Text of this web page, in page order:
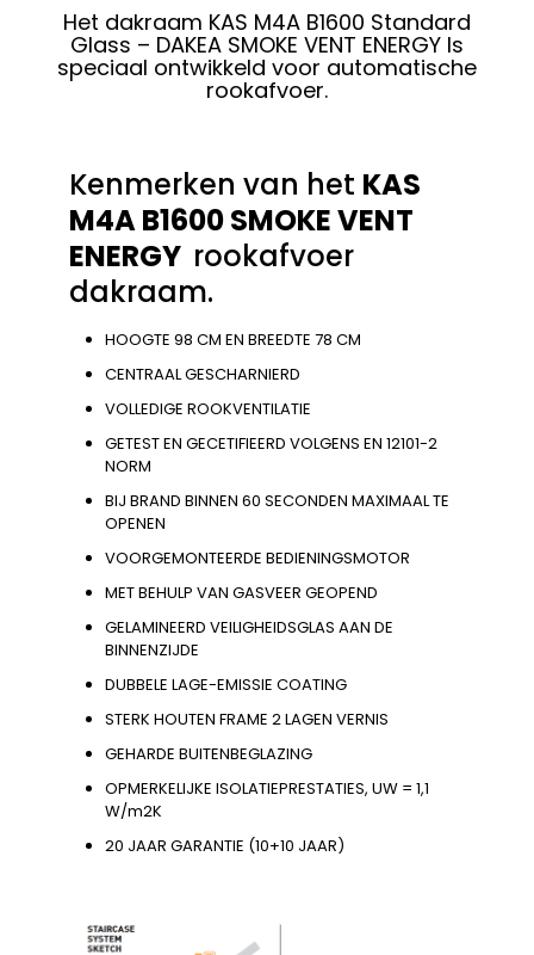
Het dakraam KAS M4A B1600 Standard
Glass – DAKEA SMOKE VENT ENERGY Is
speciaal ontwikkeld voor automatische
rookafvoer.
Kenmerken van het KAS
M4A B1600 SMOKE VENT
ENERGY rookafvoer
dakraam.
HOOGTE 98 CM EN BREEDTE 78 CM
CENTRAAL GESCHARNIERD
VOLLEDIGE ROOKVENTILATIE
GETEST EN GECETIFIEERD VOLGENS EN 12101-2
NORM
BIJ BRAND BINNEN 60 SECONDEN MAXIMAAL TE
OPENEN
VOORGEMONTEERDE BEDIENINGSMOTOR
MET BEHULP VAN GASVEER GEOPEND
GELAMINEERD VEILIGHEIDSGLAS AAN DE
BINNENZIJDE
DUBBELE LAGE-EMISSIE COATING
STERK HOUTEN FRAME 2 LAGEN VERNIS
GEHARDE BUITENBEGLAZING
OPMERKELIJKE ISOLATIEPRESTATIES, UW = 1,1
W/m2K
20 JAAR GARANTIE (10+10 JAAR)